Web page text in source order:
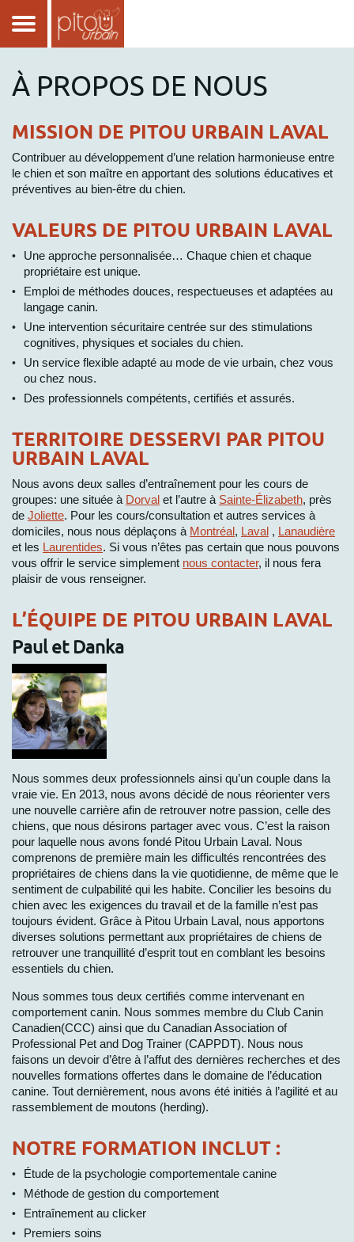
À PROPOS DE NOUS
MISSION DE PITOU URBAIN LAVAL
Contribuer au développement d’une relation harmonieuse entre
le chien et son maître en apportant des solutions éducatives et
préventives au bien-être du chien.
VALEURS DE PITOU URBAIN LAVAL
Une approche personnalisée… Chaque chien et chaque
propriétaire est unique.
Emploi de méthodes douces, respectueuses et adaptées au
langage canin.
Une intervention sécuritaire centrée sur des stimulations
cognitives, physiques et sociales du chien.
Un service flexible adapté au mode de vie urbain, chez vous
ou chez nous.
Des professionnels compétents, certifiés et assurés.
TERRITOIRE DESSERVI PAR PITOU
URBAIN LAVAL
Nous avons deux salles d’entraînement pour les cours de
groupes: une située à Dorval et l’autre à Sainte-Élizabeth, près
de Joliette. Pour les cours/consultation et autres services à
domiciles, nous nous déplaçons à Montréal, Laval , Lanaudière
et les Laurentides. Si vous n’êtes pas certain que nous pouvons
vous offrir le service simplement nous contacter, il nous fera
plaisir de vous renseigner.
L’ÉQUIPE DE PITOU URBAIN LAVAL
Paul et Danka
Nous sommes deux professionnels ainsi qu’un couple dans la
vraie vie. En 2013, nous avons décidé de nous réorienter vers
une nouvelle carrière afin de retrouver notre passion, celle des
chiens, que nous désirons partager avec vous. C’est la raison
pour laquelle nous avons fondé Pitou Urbain Laval. Nous
comprenons de première main les difficultés rencontrées des
propriétaires de chiens dans la vie quotidienne, de même que le
sentiment de culpabilité qui les habite. Concilier les besoins du
chien avec les exigences du travail et de la famille n’est pas
toujours évident. Grâce à Pitou Urbain Laval, nous apportons
diverses solutions permettant aux propriétaires de chiens de
retrouver une tranquillité d’esprit tout en comblant les besoins
essentiels du chien.
Nous sommes tous deux certifiés comme intervenant en
comportement canin. Nous sommes membre du Club Canin
Canadien(CCC) ainsi que du Canadian Association of
Professional Pet and Dog Trainer (CAPPDT). Nous nous
faisons un devoir d’être à l’affut des dernières recherches et des
nouvelles formations offertes dans le domaine de l’éducation
canine. Tout dernièrement, nous avons été initiés à l’agilité et au
rassemblement de moutons (herding).
NOTRE FORMATION INCLUT :
Étude de la psychologie comportementale canine
Méthode de gestion du comportement
Entraînement au clicker
Premiers soins